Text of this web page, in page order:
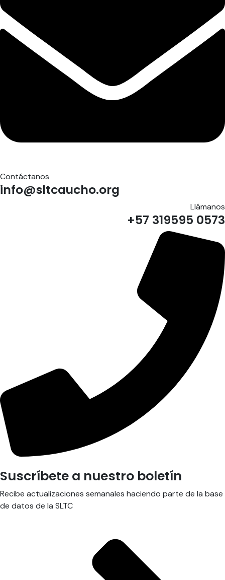
Contáctanos
info@sltcaucho.org
Llámanos
+57 319595 0573
Suscríbete a nuestro boletín
Recibe actualizaciones semanales haciendo parte de la base
de datos de la SLTC